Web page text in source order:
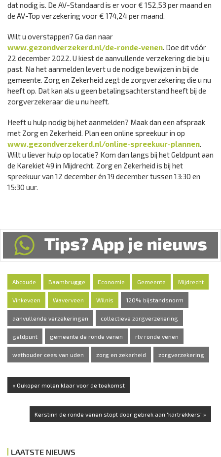
dat nodig is. De AV-Standaard is er voor € 152,53 per maand en
de AV-Top verzekering voor € 174,24 per maand.
Wilt u overstappen? Ga dan naar
www.gezondverzekerd.nl/de-ronde-venen. Doe dit vóór
22 december 2022. U kiest de aanvullende verzekering die bij u
past. Na het aanmelden levert u de nodige bewijzen in bij de
gemeente. Zorg en Zekerheid zegt de zorgverzekering die u nu
heeft op. Dat kan als u geen betalingsachterstand heeft bij de
zorgverzekeraar die u nu heeft.
Heeft u hulp nodig bij het aanmelden? Maak dan een afspraak
met Zorg en Zekerheid. Plan een online spreekuur in op
www.gezondverzekerd.nl/online-spreekuur-plannen.
Wilt u liever hulp op locatie? Kom dan langs bij het Geldpunt aan
de Karekiet 49 in Mijdrecht. Zorg en Zekerheid is bij het
spreekuur van 12 december én 19 december tussen 13:30 en
15:30 uur.
Abcoude Baambrugge Economie Gemeente Mijdrecht
Vinkeveen Waverveen Wilnis 120% bijstandsnorm
aanvullende verzekeringen collectieve zorgverzekering
geldpunt gemeente de ronde venen rtv ronde venen
wethouder cees van uden zorg en zekerheid zorgverzekering
« Oukoper molen klaar voor de toekomst
Kerstinn de ronde venen stopt door gebrek aan 'kartrekkers' »
LAATSTE NIEUWS